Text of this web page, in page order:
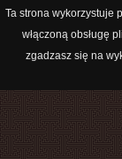
Ta strona wykorzystuje
włączoną obsługę
zgadzasz się na